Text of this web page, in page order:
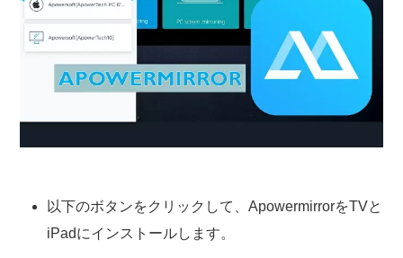
以下のボタンをクリックして、ApowermirrorをTVと
iPadにインストールします。